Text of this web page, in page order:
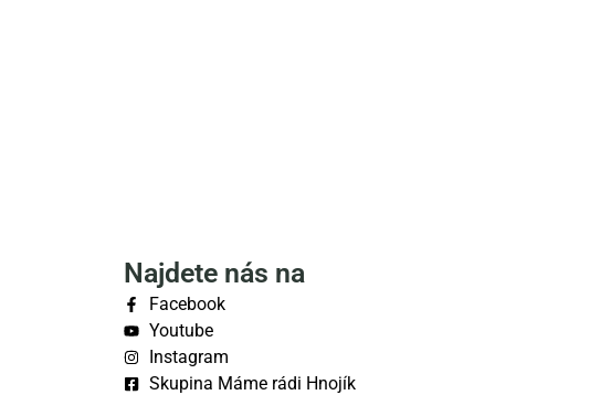
Najdete nás na
Facebook
Youtube
Instagram
Skupina Máme rádi Hnojík